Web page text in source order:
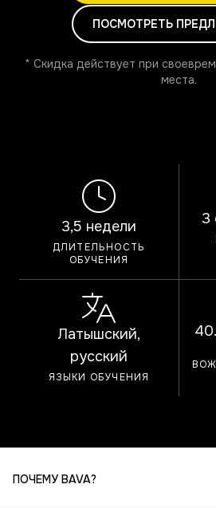
ПОСМОТРЕТЬ
* Скидка действует при
места.
3,5 недели
ДЛИТЕЛЬНОСТЬ
ОБУЧЕНИЯ
3
Латышский,
русский
ЯЗЫКИ ОБУЧЕНИЯ
ПОЧЕМУ BAVA?